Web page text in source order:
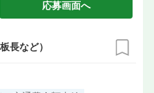
応募画面へ
長など）